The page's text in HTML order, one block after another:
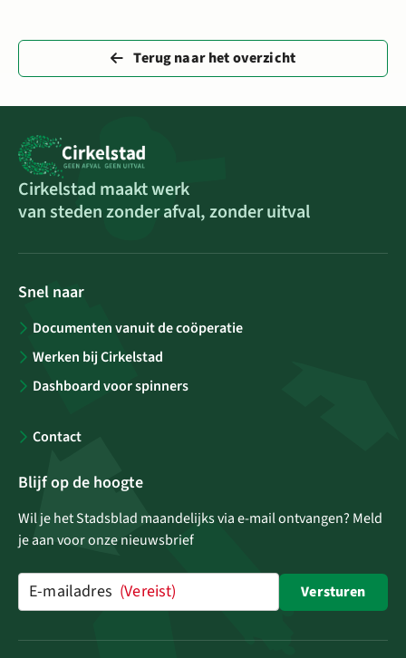
Terug naar het overzicht
Cirkelstad maakt werk
van steden zonder afval, zonder uitval
Snel naar
Documenten vanuit de coöperatie
Werken bij Cirkelstad
Dashboard voor spinners
Contact
Blijf op de hoogte
Wil je het Stadsblad maandelijks via e-mail ontvangen? Meld
je aan voor onze nieuwsbrief
E-mailadres (Vereist) Versturen